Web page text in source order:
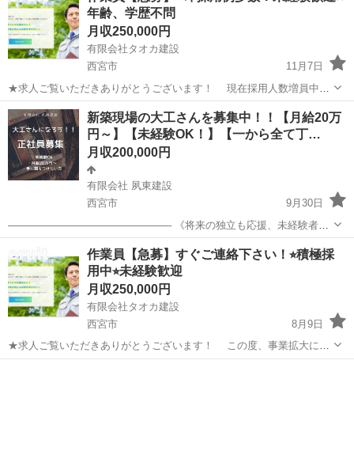
【新しいことにチャレンジした...
年齢、学歴不問
月収250,000円
有限会社タオカ建設
西宮市
11月7日
★求人ご覧いただきありがとうございます！ 現在採用人数増員中で
す！ まずは、お気軽にご連絡下さい。 【今すぐ働きたい】 【これ
までのスキルを活かしたい】 【体力に自信がある】 【新しいことにチ
ャレンジしたい】 年齢、...
兵庫 西宮市 土木 未経験
新築現場の大工さんを募集中！！【月給20万
円～】【未経験OK！】【一から全て丁…
月収200,000円
有限会社 夙東建設
西宮市
9月30日
─────────────────────── 《将来の独立も応援、未経験者・
見習いも歓迎！》 ・他業種・職種の方も大歓迎！イチから教えます ・
まずは普通運転免許があればスタートできます ・手に職をつけて将来
はひとり...
土木 有限会社
作業員【急募】すぐご連絡下さい！⭐︎積極採
用中⭐︎未経験歓迎
月収250,000円
有限会社タオカ建設
西宮市
8月9日
★求人ご覧いただきありがとうございます！ この度、事業拡大によ
り積極採用中です。 【今すぐ働きたい】 【これまでのスキルを活かし